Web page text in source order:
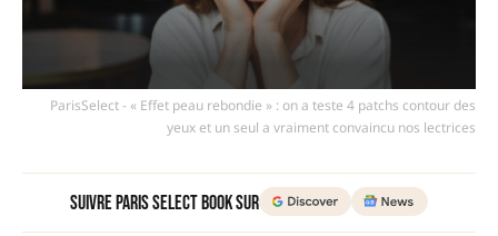
ParisSelect - « Effet peau rebondie » : on a teste 4 patchs contour des
yeux et un seul a vraiment convaincu nos lectrices
Suivre Paris Select Book sur